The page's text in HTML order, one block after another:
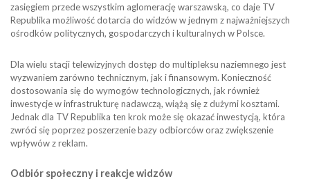
zasięgiem przede wszystkim aglomerację warszawską, co daje TV
Republika możliwość dotarcia do widzów w jednym z najważniejszych
ośrodków politycznych, gospodarczych i kulturalnych w Polsce.
Dla wielu stacji telewizyjnych dostęp do multipleksu naziemnego jest
wyzwaniem zarówno technicznym, jak i finansowym. Konieczność
dostosowania się do wymogów technologicznych, jak również
inwestycje w infrastrukturę nadawczą, wiążą się z dużymi kosztami.
Jednak dla TV Republika ten krok może się okazać inwestycją, która
zwróci się poprzez poszerzenie bazy odbiorców oraz zwiększenie
wpływów z reklam.
Odbiór społeczny i reakcje widzów